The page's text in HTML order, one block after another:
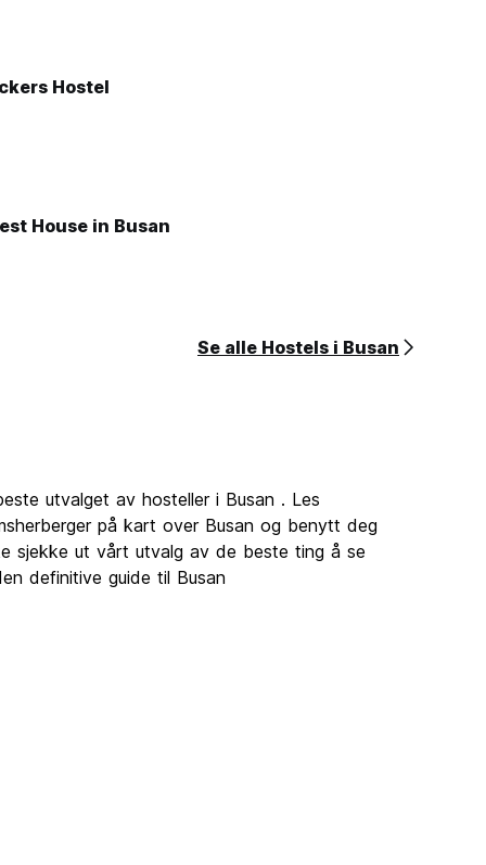
Hostel
House in Busan
Se alle Hostels i Busan
utvalget av hosteller i Busan . Les
på kart over Busan og benytt deg
sjekke ut vårt utvalg av de beste ting å se
definitive guide til Busan